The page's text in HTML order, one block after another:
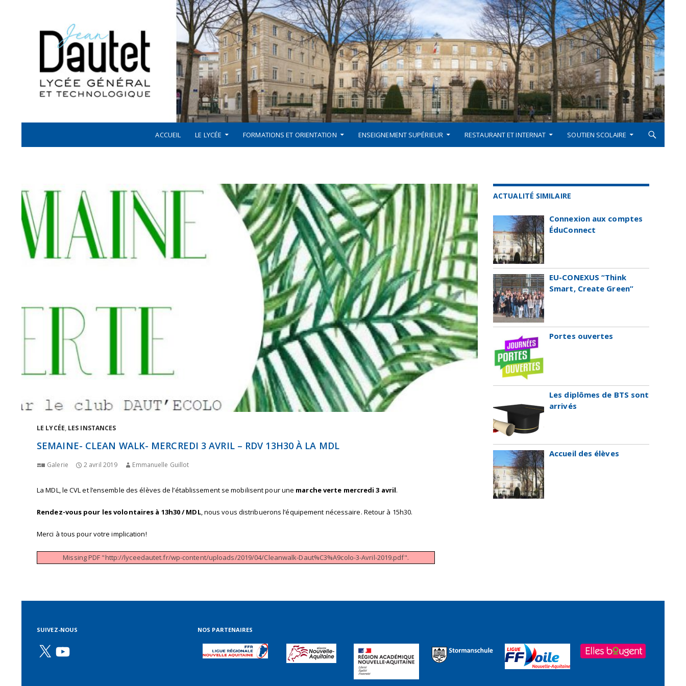
LYCÉE JEAN DAUTET À LA ROCHELLE
ACCUEIL LE LYCÉE FORMATIONS ET ORIENTATION ENSEIGNEMENT SUPÉRIEUR RESTAURANT ET INTERNAT SOUTIEN SCOLAIRE
LE LYCÉE, LES INSTANCES
SEMAINE- CLEAN WALK- MERCREDI 3 AVRIL – RDV 13H30 À LA MDL
Galerie 2 avril 2019 Emmanuelle Guillot
La MDL, le CVL et l’ensemble des élèves de l’établissement se mobilisent pour une marche verte mercredi 3 avril.
Rendez-vous pour les volontaires à 13h30 / MDL, nous vous distribuerons l’équipement nécessaire. Retour à 15h30.
Merci à tous pour votre implication!
Missing PDF "http://lyceedautet.fr/wp-content/uploads/2019/04/Cleanwalk-Daut%C3%A9colo-3-Avril-2019.pdf".
ACTUALITÉ SIMILAIRE
Connexion aux comptes
ÉduConnect
EU-CONEXUS “Think
Smart, Create Green”
Portes ouvertes
Les diplômes de BTS sont
arrivés
Accueil des élèves
SUIVEZ-NOUS
X YouTube
NOS PARTENAIRES